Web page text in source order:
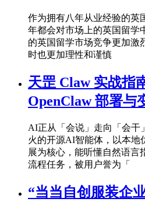
作为拥有八年从业经验的英
年都会对市场上的英国留学
的英国留学市场竞争更加激
时也更加理性和谨慎
天罡 Claw 实战指
OpenClaw 部署与
AI正从「会说」走向「会干
火的开源AI智能体，以本地
展为核心，能听懂自然语言
流程任务，被用户誉为「
“当当自创服装企